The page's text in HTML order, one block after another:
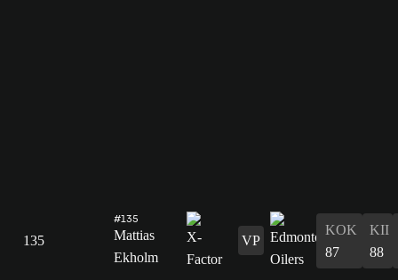
135
#135
Mattias
Ekholm
VP
KOK
87
KII
88